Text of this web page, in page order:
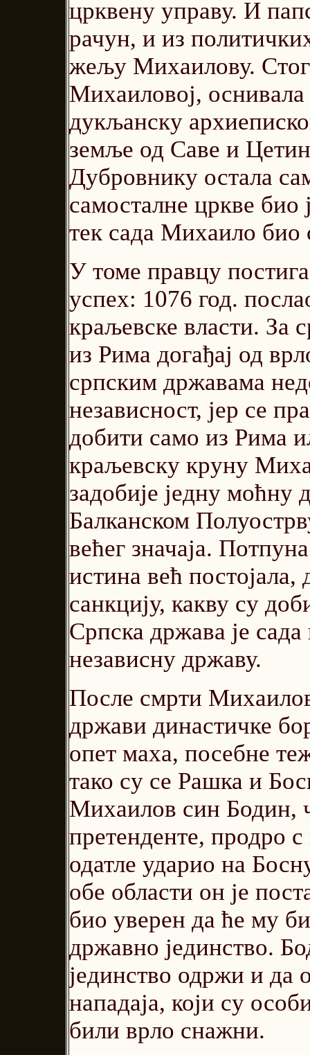
црквену управу. И
рачун, и из
жељу Михаилову.
Михаиловој,
дукљанску
земље од Саве и
Дубровнику остала
самосталне цркве био
тек сада Михаило био
У томе правцу
успех: 1076 год.
краљевске власти. За
из Рима догађај од
српским државама
независност, јер се
добити само из Рима
краљевску круну
задобије једну моћну
Балканском
већег значаја.
истина већ
санкцију, какву су
Српска држава је
независну државу.
После смрти
држави династичке
опет маха, посебне
тако су се Рашка и
Михаилов син Бодин,
претенденте, продро
одатле ударио на
обе области он је
био уверен да ће му
државно јединство.
јединство одржи и да
нападаја, који су
били врло снажни.